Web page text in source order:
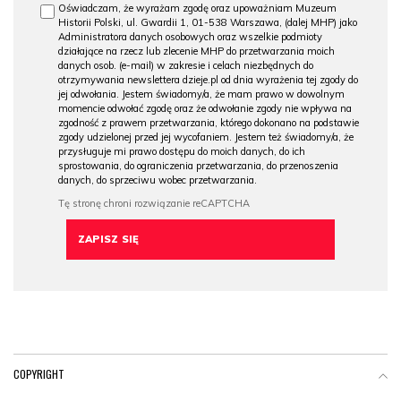
Oświadczam, że wyrażam zgodę oraz upoważniam Muzeum
Historii Polski, ul. Gwardii 1, 01-538 Warszawa, (dalej MHP) jako
Administratora danych osobowych oraz wszelkie podmioty
działające na rzecz lub zlecenie MHP do przetwarzania moich
danych osob. (e-mail) w zakresie i celach niezbędnych do
otrzymywania newslettera dzieje.pl od dnia wyrażenia tej zgody do
jej odwołania. Jestem świadomy/a, że mam prawo w dowolnym
momencie odwołać zgodę oraz że odwołanie zgody nie wpływa na
zgodność z prawem przetwarzania, którego dokonano na podstawie
zgody udzielonej przed jej wycofaniem. Jestem też świadomy/a, że
przysługuje mi prawo dostępu do moich danych, do ich
sprostowania, do ograniczenia przetwarzania, do przenoszenia
danych, do sprzeciwu wobec przetwarzania.
COPYRIGHT